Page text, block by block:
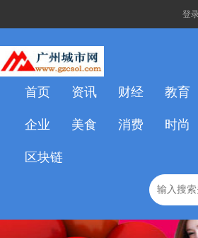
登
首页 资讯 财经 教育
企业 美食 消费 时尚
区块链